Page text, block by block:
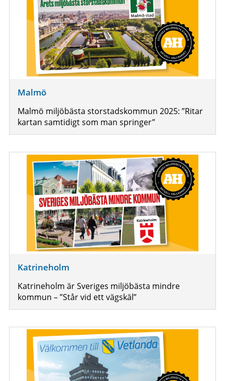
Malmö
Malmö miljöbästa storstadskommun 2025: ”Ritar
kartan samtidigt som man springer”
Katrineholm
Katrineholm är Sveriges miljöbästa mindre
kommun – ”Står vid ett vägskäl”